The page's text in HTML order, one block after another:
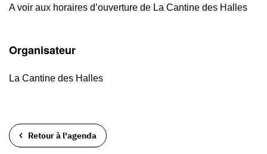
A voir aux horaires d’ouverture de La Cantine des Halles
Organisateur
La Cantine des Halles
Retour à l'agenda